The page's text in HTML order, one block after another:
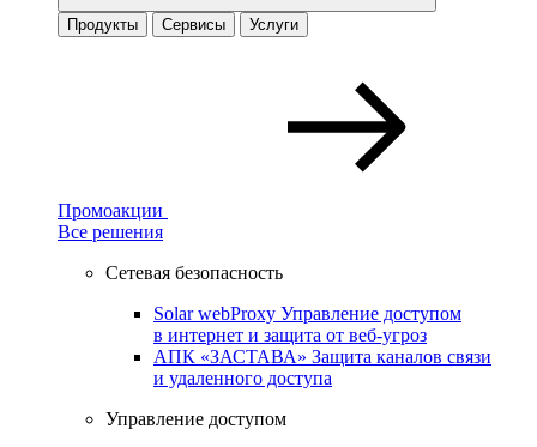
Продукты Сервисы Услуги
Промоакции
Все решения
Сетевая безопасность
Solar webProxy Управление доступом
в интернет и защита от веб-угроз
АПК «ЗАСТАВА» Защита каналов связи
и удаленного доступа
Управление доступом